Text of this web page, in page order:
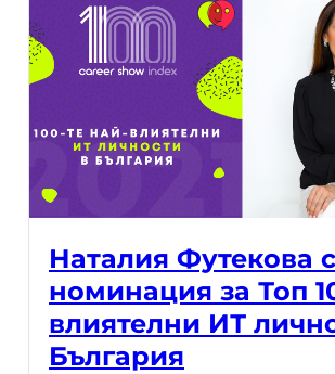
Наталия Футекова с
номинация за Топ
влиятелни ИТ
България